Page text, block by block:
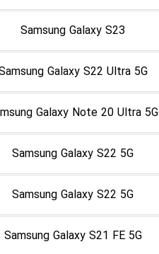
Samsung Galaxy S23
Galaxy S22 Ultra 5G
Galaxy Note 20 Ultra 5G
Samsung Galaxy S22 5G
Samsung Galaxy S22 5G
Samsung Galaxy S21 FE 5G